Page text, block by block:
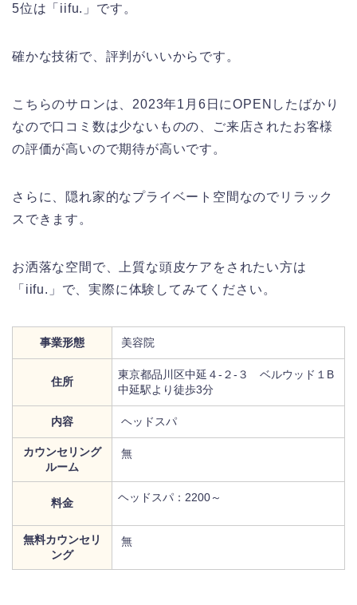
5位は「iifu.」です。
確かな技術で、評判がいいからです。
こちらのサロンは、2023年1月6日にOPENしたばかり
なので口コミ数は少ないものの、ご来店されたお客様
の評価が高いので期待が高いです。
さらに、隠れ家的なプライベート空間なのでリラック
スできます。
お洒落な空間で、上質な頭皮ケアをされたい方は
「iifu.」で、実際に体験してみてください。
事業形態 美容院
住所
東京都品川区中延４‐２‐３ ベルウッド１B
中延駅より徒歩3分
内容 ヘッドスパ
カウンセリング
ルーム
無
料金 ヘッドスパ：2200～
無料カウンセリ
ング
無